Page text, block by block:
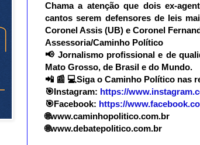
Chama a atenção que dois ex-
cantos serem defensores de leis
Coronel Assis (UB) e Coronel
Assessoria/Caminho Político
📢 Jornalismo profissional e de
Mato Grosso, de Brasil e do Mundo.
📲 📰 💻Siga o Caminho Político nas
🎯Instagram: https://
🎯Facebook: https://
🌐www.caminhopolitico.com.br
🌐www.debatepolitico.com.br